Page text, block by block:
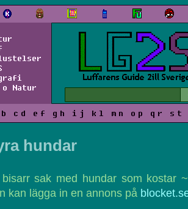
Natur
b c d e f g h i j k l m n o p q r s t
hundar
sak med hundar som kostar
kan lägga in en annons på